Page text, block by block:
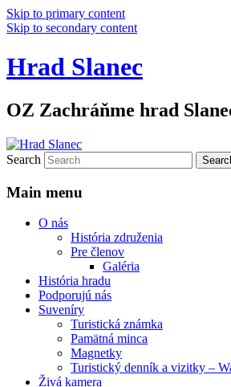
Skip to primary content
Skip to secondary content
Hrad Slanec
OZ Zachráňme hrad
Search
Main menu
O nás
História združenia
Pre členov
Galéria
História hradu
Podporujú nás
Suveníry
Turistická známka
Pamätná minca
Magnetky
Turistický denník a vizitky –
Živá kamera